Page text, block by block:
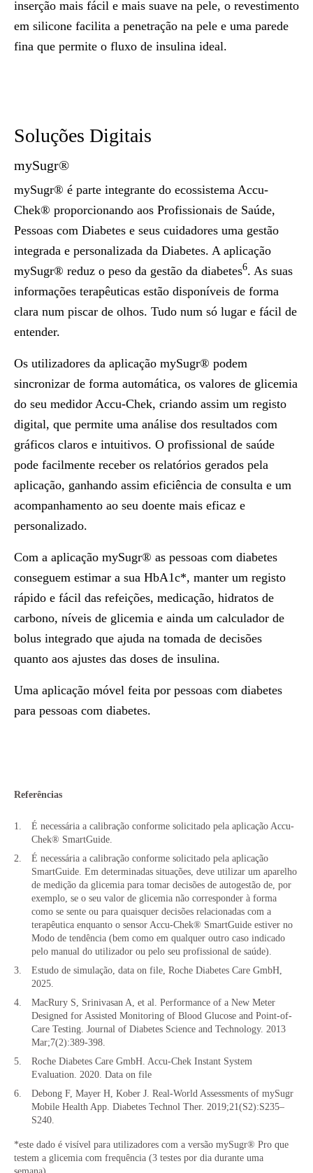
inserção mais fácil e mais suave na pele, o revestimento
em silicone facilita a penetração na pele e uma parede
fina que permite o fluxo de insulina ideal.
Soluções Digitais
mySugr®
mySugr® é parte integrante do ecossistema Accu-
Chek® proporcionando aos Profissionais de Saúde,
Pessoas com Diabetes e seus cuidadores uma gestão
integrada e personalizada da Diabetes. A aplicação
mySugr® reduz o peso da gestão da diabetes6. As suas
informações terapêuticas estão disponíveis de forma
clara num piscar de olhos. Tudo num só lugar e fácil de
entender.
Os utilizadores da aplicação mySugr® podem
sincronizar de forma automática, os valores de glicemia
do seu medidor Accu-Chek, criando assim um registo
digital, que permite uma análise dos resultados com
gráficos claros e intuitivos. O profissional de saúde
pode facilmente receber os relatórios gerados pela
aplicação, ganhando assim eficiência de consulta e um
acompanhamento ao seu doente mais eficaz e
personalizado.
Com a aplicação mySugr® as pessoas com diabetes
conseguem estimar a sua HbA1c*, manter um registo
rápido e fácil das refeições, medicação, hidratos de
carbono, níveis de glicemia e ainda um calculador de
bolus integrado que ajuda na tomada de decisões
quanto aos ajustes das doses de insulina.
Uma aplicação móvel feita por pessoas com diabetes
para pessoas com diabetes.
Referências
É necessária a calibração conforme solicitado pela aplicação Accu-
Chek® SmartGuide.
É necessária a calibração conforme solicitado pela aplicação
SmartGuide. Em determinadas situações, deve utilizar um aparelho
de medição da glicemia para tomar decisões de autogestão de, por
exemplo, se o seu valor de glicemia não corresponder à forma
como se sente ou para quaisquer decisões relacionadas com a
terapêutica enquanto o sensor Accu-Chek® SmartGuide estiver no
Modo de tendência (bem como em qualquer outro caso indicado
pelo manual do utilizador ou pelo seu profissional de saúde).
Estudo de simulação, data on file, Roche Diabetes Care GmbH,
2025.
MacRury S, Srinivasan A, et al. Performance of a New Meter
Designed for Assisted Monitoring of Blood Glucose and Point-of-
Care Testing. Journal of Diabetes Science and Technology. 2013
Mar;7(2):389-398.
Roche Diabetes Care GmbH. Accu-Chek Instant System
Evaluation. 2020. Data on file
Debong F, Mayer H, Kober J. Real-World Assessments of mySugr
Mobile Health App. Diabetes Technol Ther. 2019;21(S2):S235–
S240.
*este dado é visível para utilizadores com a versão mySugr® Pro que
testem a glicemia com frequência (3 testes por dia durante uma